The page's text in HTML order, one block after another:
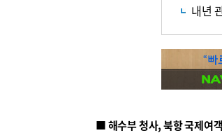
내년
■ 해수부 청사, 북항 국제여